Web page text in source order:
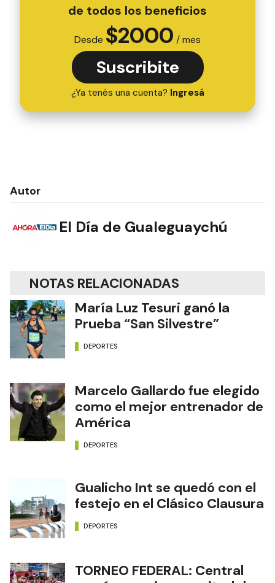
de todos los beneficios
Desde $2000 / mes
Suscribite
¿Ya tenés una cuenta? Ingresá
Autor
El Día de Gualeguaychú
NOTAS RELACIONADAS
María Luz Tesuri ganó la
Prueba “San Silvestre”
DEPORTES
Marcelo Gallardo fue elegido
como el mejor entrenador de
América
DEPORTES
Gualicho Int se quedó con el
festejo en el Clásico Clausura
DEPORTES
TORNEO FEDERAL: Central